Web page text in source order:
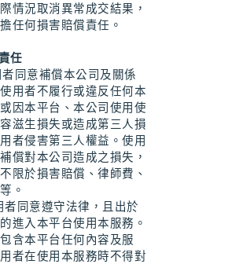
情況取消異常成交結果，
任何損害賠償責任。
任
者同意補償本公司及關係
用者不履行或違反任何本
因本平台、本公司使用使
滋生損失或造成第三人損
者侵害第三人權益。使用
償對本公司造成之損失，
限於損害賠償、律師費、
。
者同意遵守法律，且出於
進入本平台使用本服務。
含本平台任何內容及服
者在使用本服務時不得對